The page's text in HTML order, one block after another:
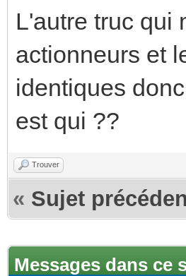
L'autre truc qui
actionneurs et
identiques
est qui ??
Trouver
« Sujet
Messages dans ce